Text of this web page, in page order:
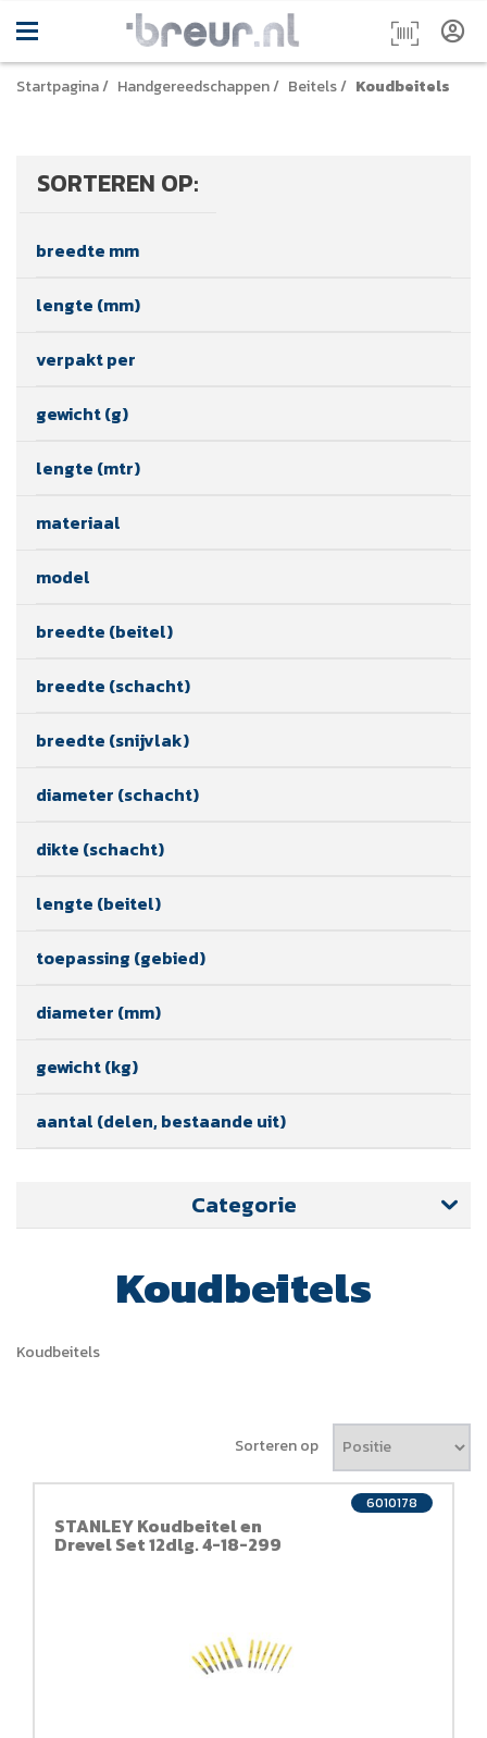
Startpagina/ Handgereedschappen/ Beitels/ Koudbeitels
SORTEREN OP:
breedte mm
lengte (mm)
verpakt per
gewicht (g)
lengte (mtr)
materiaal
model
breedte (beitel)
breedte (schacht)
breedte (snijvlak)
diameter (schacht)
dikte (schacht)
lengte (beitel)
toepassing (gebied)
diameter (mm)
gewicht (kg)
aantal (delen, bestaande uit)
Categorie
Koudbeitels
Koudbeitels
Sorteren op
STANLEY Koudbeitel en
Drevel Set 12dlg. 4-18-299
6010178